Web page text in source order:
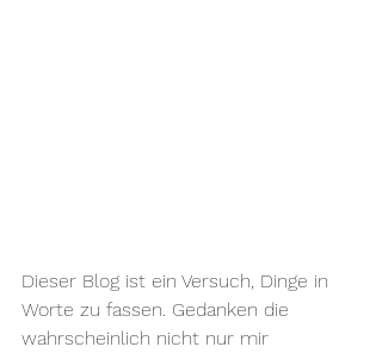
Dieser Blog ist ein Versuch, Dinge in
Worte zu fassen. Gedanken die
wahrscheinlich nicht nur mir